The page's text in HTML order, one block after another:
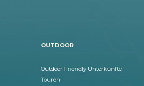
OUTDOOR
Outdoor Friendly Unterkünfte
Touren